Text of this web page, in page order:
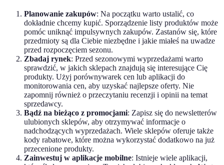
Planowanie zakupów: Na początku warto ustalić, co
dokładnie chcemy kupić. Sporządzenie listy produktów może
pomóc uniknąć impulsywnych zakupów. Zastanów się, które
przedmioty są dla Ciebie niezbędne i jakie miałeś na uwadze
przed rozpoczęciem sezonu.
Zbadaj rynek: Przed sezonowymi wyprzedażami warto
sprawdzić, w jakich sklepach znajdują się interesujące Cię
produkty. Użyj porównywarek cen lub aplikacji do
monitorowania cen, aby uzyskać najlepsze oferty. Nie
zapomnij również o przeczytaniu recenzji i opinii na temat
sprzedawcy.
Bądź na bieżąco z promocjami: Zapisz się do newsletterów
ulubionych sklepów, aby otrzymywać informacje o
nadchodzących wyprzedażach. Wiele sklepów oferuje także
kody rabatowe, które można wykorzystać dodatkowo na już
przecenione produkty.
Zainwestuj w aplikacje mobilne: Istnieje wiele aplikacji,